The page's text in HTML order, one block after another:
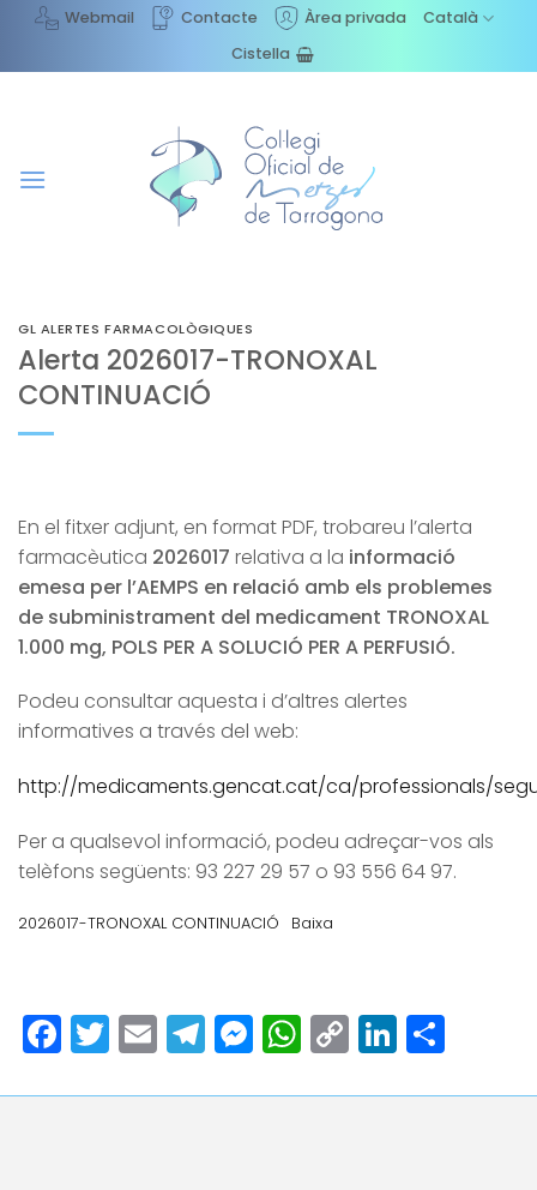
content
Webmail Contacte Àrea privada
Català
Cistella
GL ALERTES FARMACOLÒGIQUES
Alerta 2026017-TRONOXAL
CONTINUACIÓ
En el fitxer adjunt, en format PDF, trobareu l’alerta
farmacèutica 2026017 relativa a la informació
emesa per l’AEMPS en relació amb els problemes
de subministrament del medicament TRONOXAL
1.000 mg, POLS PER A SOLUCIÓ PER A PERFUSIÓ.
Podeu consultar aquesta i d’altres alertes
informatives a través del web:
http://medicaments.gencat.cat/ca/professionals/
Per a qualsevol informació, podeu adreçar-vos als
telèfons següents: 93 227 29 57 o 93 556 64 97.
2026017-TRONOXAL CONTINUACIÓ Baixa
Facebook
Twitter
EmailTelegram
Messenger
WhatsApp
Copy
Link